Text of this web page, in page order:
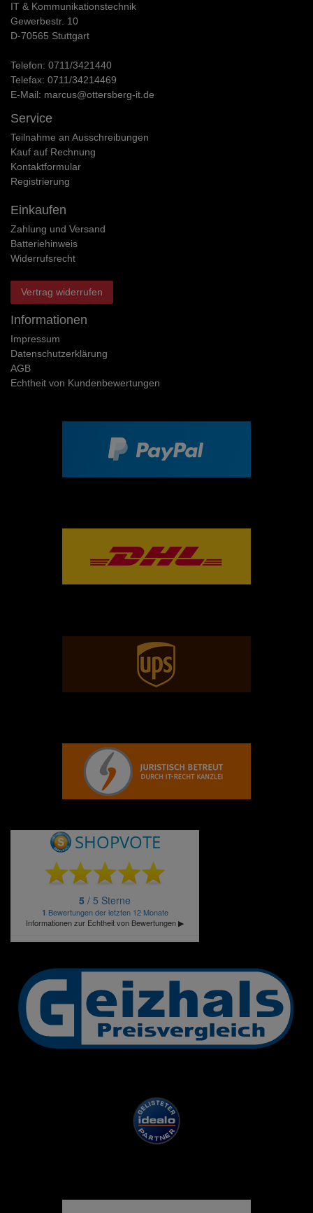
IT & Kommunikationstechnik
Gewerbestr. 10
D-70565 Stuttgart
Telefon: 0711/3421440
Telefax: 0711/34214469
E-Mail: marcus@ottersberg-it.de
Service
Teilnahme an Ausschreibungen
Kauf auf Rechnung
Kontaktformular
Registrierung
Einkaufen
Zahlung und Versand
Batteriehinweis
Widerrufs­recht
Vertrag widerrufen
Informationen
Impressum
Daten­schutz­erklärung
AGB
Echtheit von Kundenbewertungen